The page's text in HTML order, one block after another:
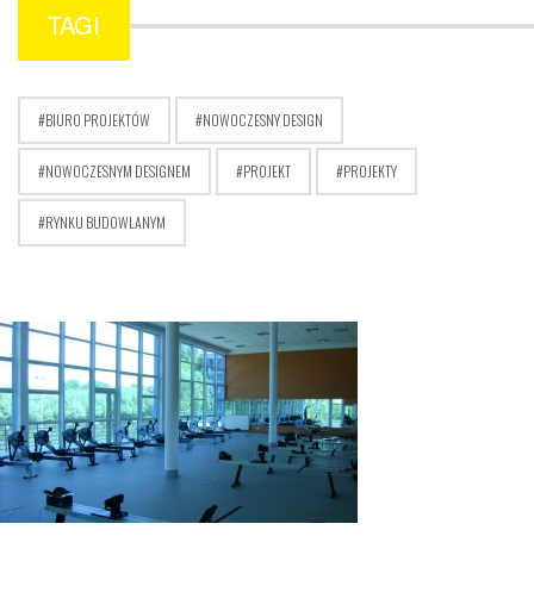
TAGI
BIURO PROJEKTÓW NOWOCZESNY DESIGN
NOWOCZESNYM DESIGNEM PROJEKT PROJEKTY
RYNKU BUDOWLANYM